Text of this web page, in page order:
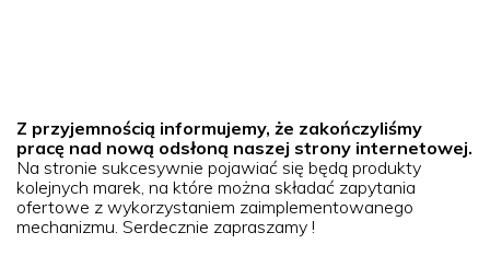
Z przyjemnością informujemy, że zakończyliśmy
pracę nad nową odsłoną naszej strony internetowej.
Na stronie sukcesywnie pojawiać się będą produkty
kolejnych marek, na które można składać zapytania
ofertowe z wykorzystaniem zaimplementowanego
mechanizmu. Serdecznie zapraszamy !